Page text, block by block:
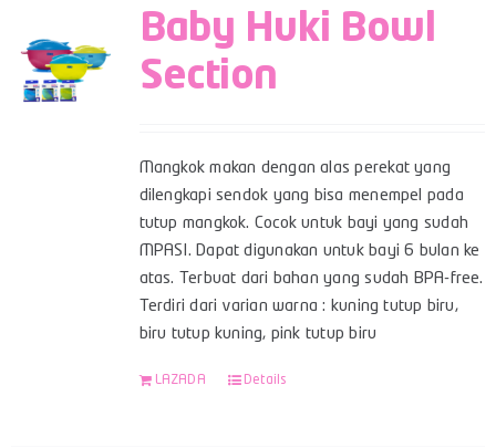
Baby Huki Bowl
Section
Mangkok makan dengan alas perekat yang
dilengkapi sendok yang bisa menempel pada
tutup mangkok. Cocok untuk bayi yang sudah
MPASI. Dapat digunakan untuk bayi 6 bulan ke
atas. Terbuat dari bahan yang sudah BPA-free.
Terdiri dari varian warna : kuning tutup biru,
biru tutup kuning, pink tutup biru
LAZADA Details